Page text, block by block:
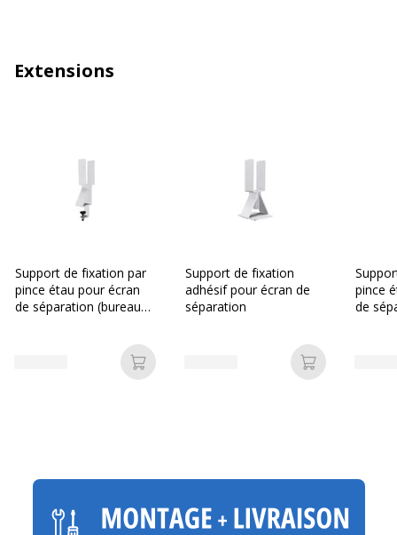
Extensions
Support de fixation par
pince étau pour écran
de séparation (bureau
Ajouter au panier
Support de fixation
adhésif pour écran de
séparation
Ajouter au
pince
de